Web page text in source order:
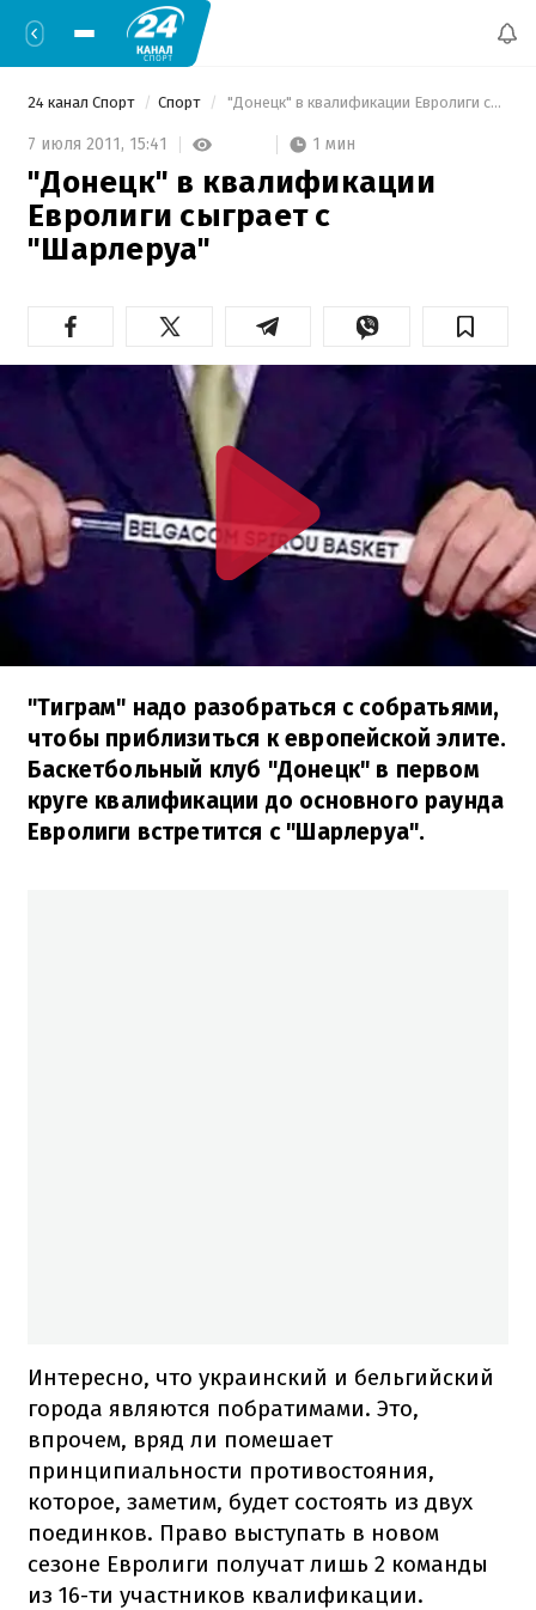
24 канал Спорт Спорт "Донецк" в квалификации Евролиги сыграет с "Шарлеруа"
7 июля 2011, 15:41 1 мин
"Донецк" в квалификации
Евролиги сыграет с
"Шарлеруа"
"Тиграм" надо разобраться с собратьями,
чтобы приблизиться к европейской элите.
Баскетбольный клуб "Донецк" в первом
круге квалификации до основного раунда
Евролиги встретится с "Шарлеруа".
Интересно, что украинский и бельгийский
города являются побратимами. Это,
впрочем, вряд ли помешает
принципиальности противостояния,
которое, заметим, будет состоять из двух
поединков. Право выступать в новом
сезоне Евролиги получат лишь 2 команды
из 16-ти участников квалификации.